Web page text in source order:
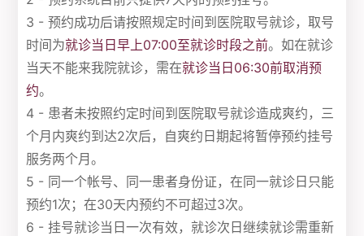
3 - 预约成功后请按照规定时间到医院取号就诊，取号
时间为就诊当日早上07:00至就诊时段之前。如在就诊
当天不能来我院就诊，需在就诊当日06:30前取消预
约。
4 - 患者未按照约定时间到医院取号就诊造成爽约，三
个月内爽约到达2次后，自爽约日期起将暂停预约挂号
服务两个月。
5 - 同一个帐号、同一患者身份证，在同一就诊日只能
预约1次；在30天内预约不可超过3次。
6 - 挂号就诊当日一次有效，就诊次日继续就诊需重新